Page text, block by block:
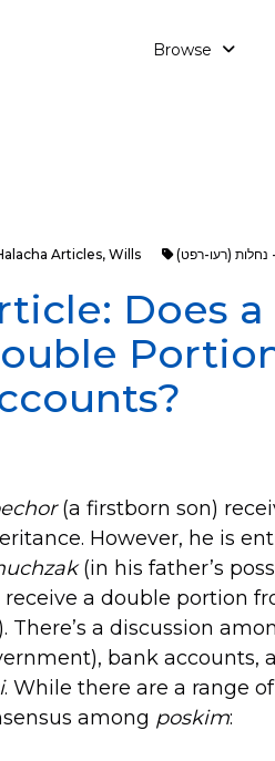
Browse
Articles, Wills נחלות (רעו-רפט)
Does
(a firstborn son)
However, he is
(in his father’s
receive a double portion
There’s a discussion
bank accounts,
. While there are a range
among poskim: